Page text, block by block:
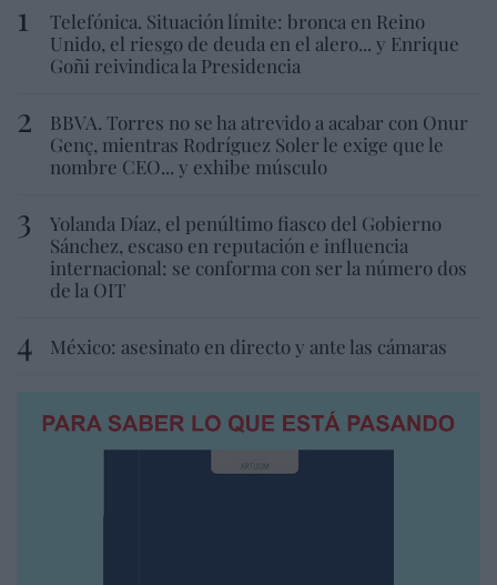
Telefónica. Situación límite: bronca en Reino
Unido, el riesgo de deuda en el alero... y Enrique
Goñi reivindica la Presidencia
BBVA. Torres no se ha atrevido a acabar con Onur
Genç, mientras Rodríguez Soler le exige que le
nombre CEO... y exhibe músculo
Yolanda Díaz, el penúltimo fiasco del Gobierno
Sánchez, escaso en reputación e influencia
internacional: se conforma con ser la número dos
de la OIT
México: asesinato en directo y ante las cámaras